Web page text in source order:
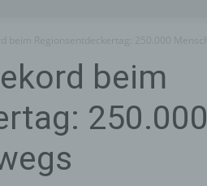
beim
250.000